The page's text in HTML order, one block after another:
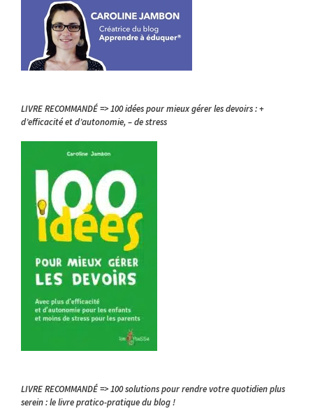
LIVRE RECOMMANDÉ => 100 idées pour mieux gérer les devoirs : +
d’efficacité et d’autonomie, – de stress
LIVRE RECOMMANDÉ => 100 solutions pour rendre votre quotidien plus
serein : le livre pratico-pratique du blog !